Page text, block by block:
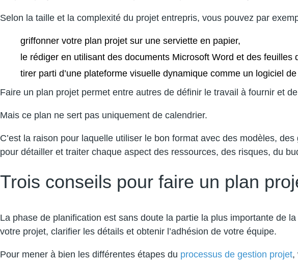
Selon la taille et la complexité du projet entrepris, vous pouvez par
griffonner votre plan projet sur une serviette en papier,
le rédiger en utilisant des documents Microsoft Word et des feuilles
tirer parti d’une plateforme visuelle dynamique comme un logiciel
Faire un plan projet permet entre autres de définir le travail à fournir et
Mais ce plan ne sert pas uniquement de calendrier.
C’est la raison pour laquelle utiliser le bon format avec des modèles,
pour détailler et traiter chaque aspect des ressources, des risques, du
Trois conseils pour faire un plan
La phase de planification est sans doute la partie la plus importante de
votre projet, clarifier les détails et obtenir l’adhésion de votre équipe.
Pour mener à bien les différentes étapes du processus de gestion projet,